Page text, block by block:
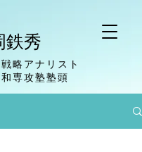
鉄秀
略アナリスト
専攻塾塾頭